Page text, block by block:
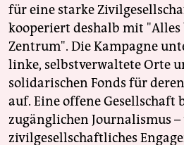
für eine starke
kooperiert deshalb mit
Zentrum". Die Kampagne
linke, selbstverwaltete Orte
solidarischen Fonds für
auf. Eine offene Gesellschaft
zugänglichen Journalismus
zivilgesellschaftliches